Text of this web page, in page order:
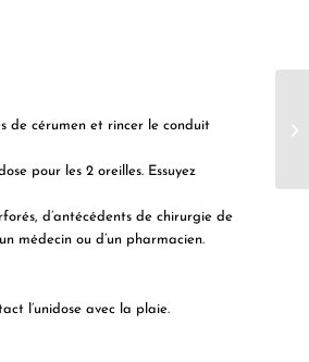
de cérumen et rincer le conduit
pour les 2 oreilles. Essuyez
d’antécédents de chirurgie de
médecin ou d’un pharmacien.
l’unidose avec la plaie.